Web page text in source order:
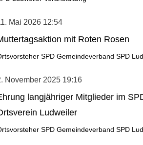
Mai 2026 12:54
mit Roten Rosen
SPD Gemeindeverband SPD
November 2025 19:16
langjähriger Mitglieder im
Ludweiler
SPD Gemeindeverband SPD